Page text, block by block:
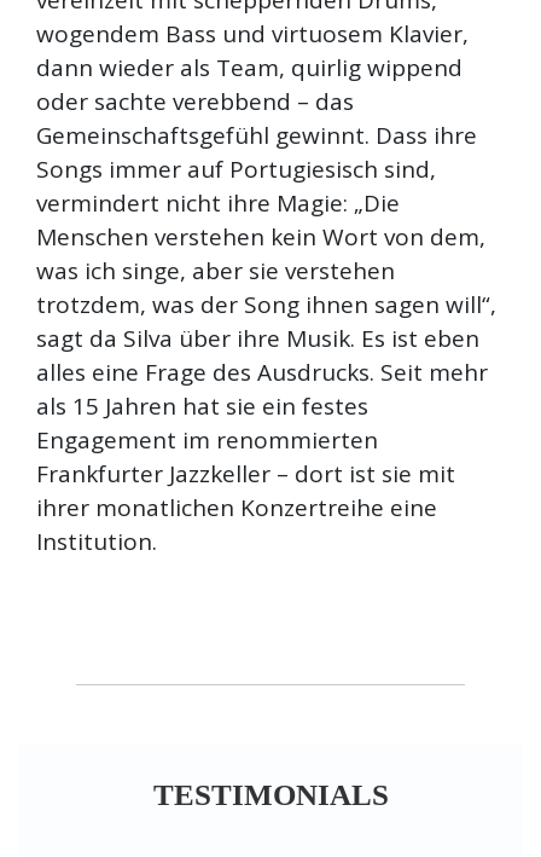
wogendem Bass und virtuosem Klavier,
dann wieder als Team, quirlig wippend
oder sachte verebbend – das
Gemeinschaftsgefühl gewinnt. Dass ihre
Songs immer auf Portugiesisch sind,
vermindert nicht ihre Magie: „Die
Menschen verstehen kein Wort von dem,
was ich singe, aber sie verstehen
trotzdem, was der Song ihnen sagen will“,
sagt da Silva über ihre Musik. Es ist eben
alles eine Frage des Ausdrucks. Seit mehr
als 15 Jahren hat sie ein festes
Engagement im renommierten
Frankfurter Jazzkeller – dort ist sie mit
ihrer monatlichen Konzertreihe eine
Institution.
TESTIMONIALS